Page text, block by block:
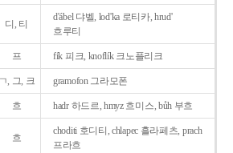
디, 티
d'ábel 댜벨, lod'ka 로티카, hrud'
흐루티
프 fík 피크, knoflík 크노플리크
ㄱ, 그, 크 gramofon 그라모폰
흐 hadr 하드르, hmyz 흐미스, bůh 부흐
흐
choditi 호디티, chlapec 흘라페츠, prach
프라흐